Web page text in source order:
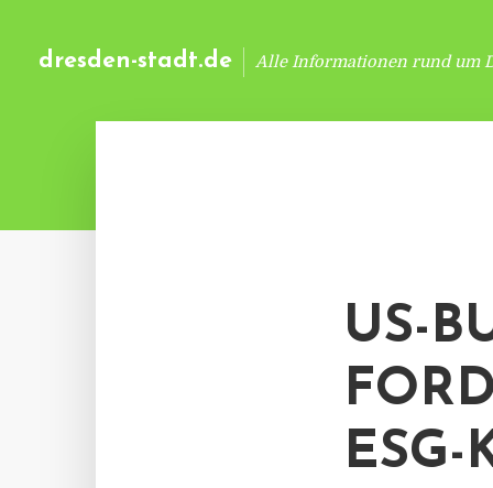
dresden-stadt.de Alle Informationen rund um
US-
ESG-